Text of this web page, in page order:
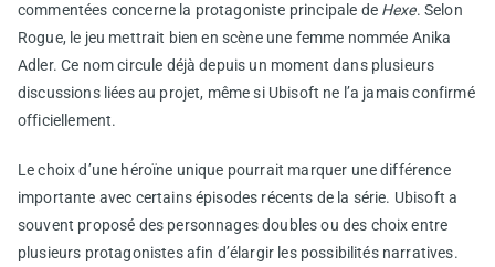
commentées concerne la protagoniste principale de Hexe. Selon
Rogue, le jeu mettrait bien en scène une femme nommée Anika
Adler. Ce nom circule déjà depuis un moment dans plusieurs
discussions liées au projet, même si Ubisoft ne l’a jamais confirmé
officiellement.
Le choix d’une héroïne unique pourrait marquer une différence
importante avec certains épisodes récents de la série. Ubisoft a
souvent proposé des personnages doubles ou des choix entre
plusieurs protagonistes afin d’élargir les possibilités narratives.